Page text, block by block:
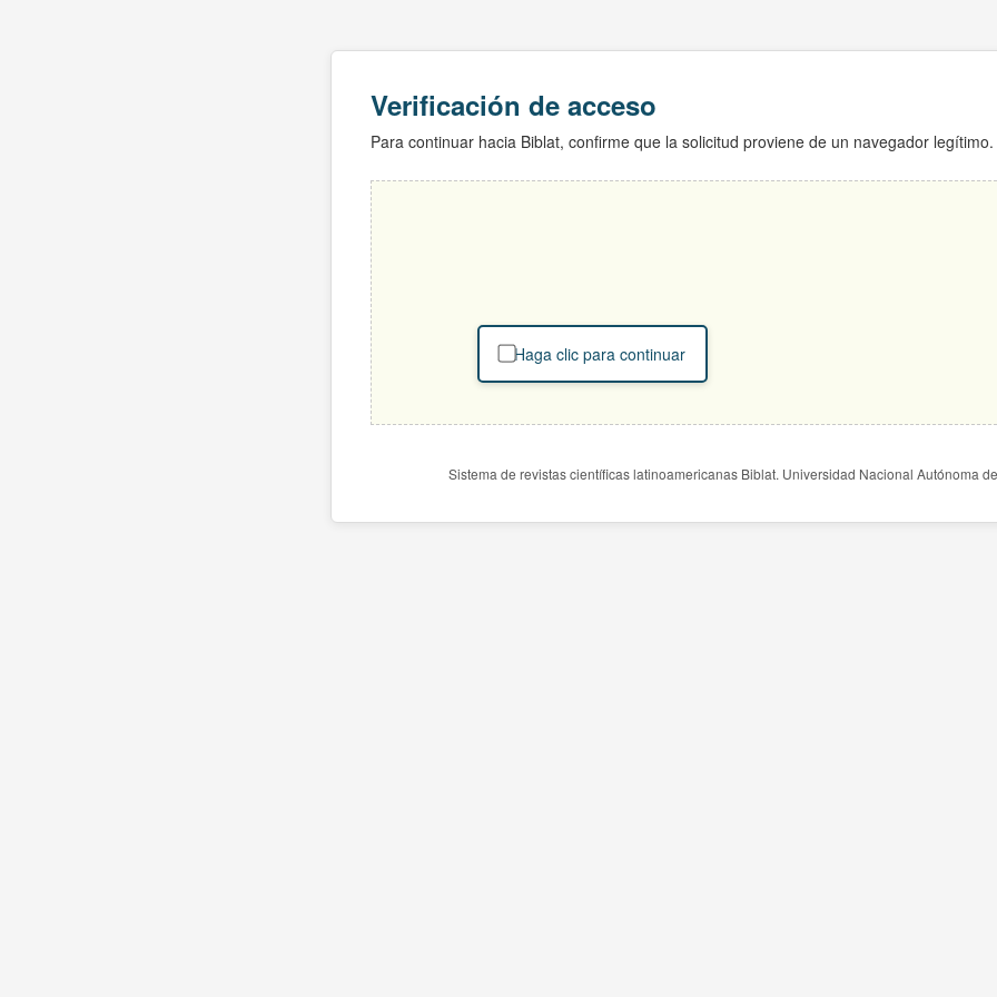
Verificación de acceso
Para continuar hacia Biblat, confirme que la solicitud proviene de un navegador legítimo.
Haga clic para continuar
Sistema de revistas científicas latinoamericanas Biblat. Universidad Nacional Autónoma